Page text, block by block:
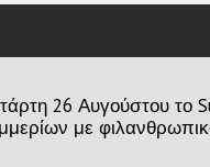
26 Αυγούστου το
με